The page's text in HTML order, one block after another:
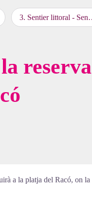
3. Sentier littoral - Sender del Pla de las Forques
reserva
a la platja del Racó, on la